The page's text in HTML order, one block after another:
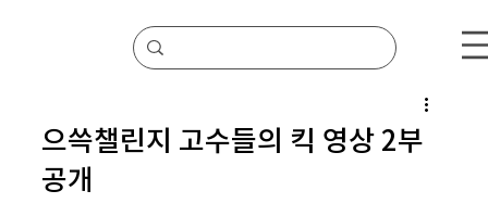
으쓱챌린지 고수들의 킥 영상 2부
공개